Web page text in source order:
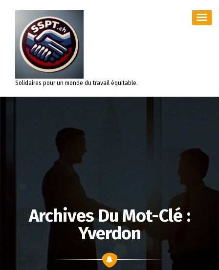
contenu
Solidaires pour un monde du travail équitable.
Archives Du Mot-Clé :
Yverdon